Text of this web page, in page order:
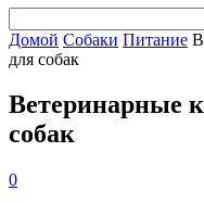
Домой Собаки Питание
для собак
Ветеринарные
собак
0